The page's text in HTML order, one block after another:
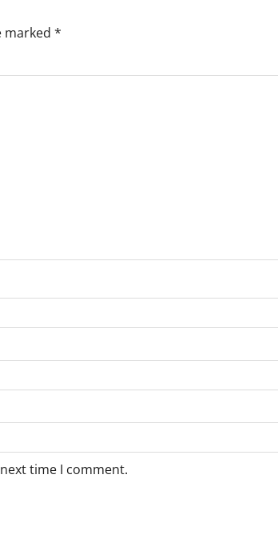
marked *
time I comment.